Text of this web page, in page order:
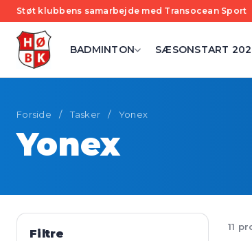
Støt klubbens samarbejde med Transocean Sport
BADMINTON SÆSONSTART
Forside / Tasker / Yonex
Yonex
Filtre
11